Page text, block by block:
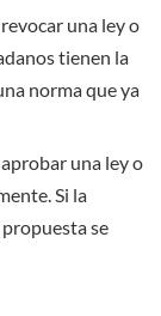
una ley o
tienen la
norma que ya
una ley o
Si la
se